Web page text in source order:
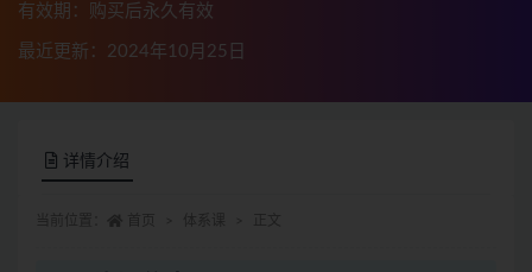
有效期：购买后永久有效
最近更新：2024年10月25日
详情介绍